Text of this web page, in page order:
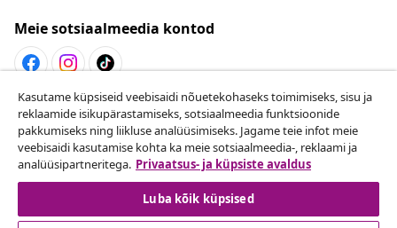
Meie sotsiaalmeedia kontod
Lepingust taganemine
Esita oma tellimuse kohta tagastamissoov.
Lepingust taganemine
Kasutame küpsiseid veebisaidi nõuetekohaseks toimimiseks, sisu ja
reklaamide isikupärastamiseks, sotsiaalmeedia funktsioonide
pakkumiseks ning liikluse analüüsimiseks. Jagame teie infot meie
veebisaidi kasutamise kohta ka meie sotsiaalmeedia-, reklaami ja
analüüsipartneritega. Privaatsus- ja küpsiste avaldus
Luba kõik küpsised